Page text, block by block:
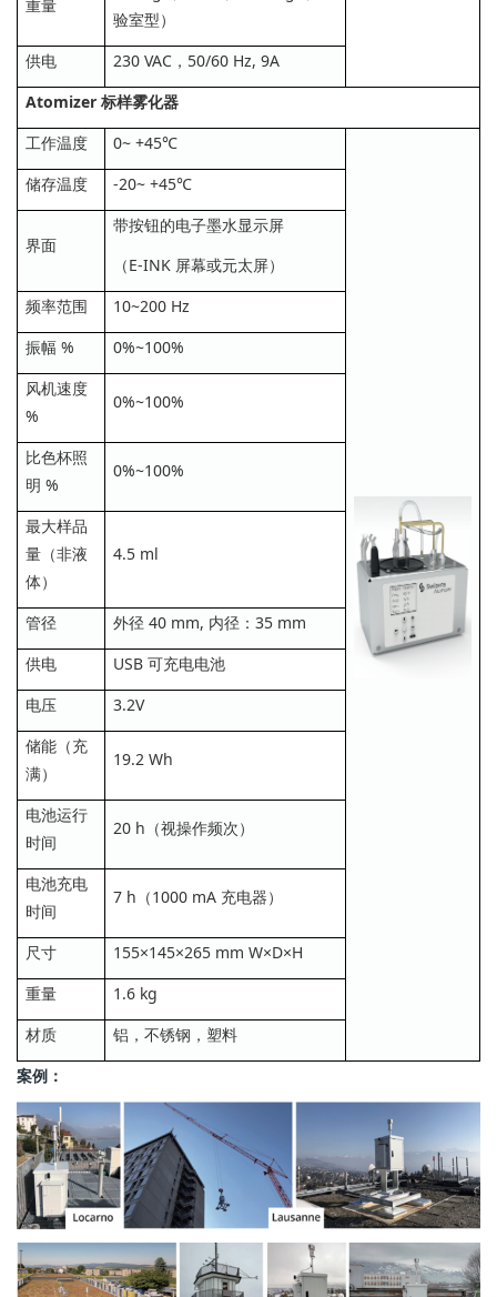
重量
验室型）
供电
230 VAC，50/60 Hz, 9A
Atomizer 标样雾化器
工作温度
0~ +45℃
储存温度
-20~ +45℃
界面
带按钮的电子墨水显示屏
（E-INK 屏幕或元太屏）
频率范围
10~200 Hz
振幅 %
0%~100%
风机速度
%
0%~100%
比色杯照
明 %
0%~100%
最大样品
量（非液
体）
4.5 ml
管径
外径 40 mm, 内径：35 mm
供电
USB 可充电电池
电压
3.2V
储能（充
满）
19.2 Wh
电池运行
时间
20 h（视操作频次）
电池充电
时间
7 h（1000 mA 充电器）
尺寸
155×145×265 mm W×D×H
重量
1.6 kg
材质
铝，不锈钢，塑料
案例：